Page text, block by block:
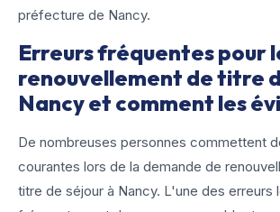
préfecture de Nancy.
Erreurs fréquentes pour
renouvellement de titre
Nancy et comment les
De nombreuses personnes commettent
courantes lors de la demande de
titre de séjour à Nancy. L'une des erreurs